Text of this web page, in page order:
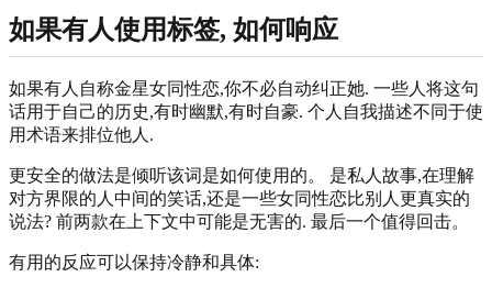
如果有人使用标签, 如何响应
如果有人自称金星女同性恋,你不必自动纠正她. 一些人将这句
话用于自己的历史,有时幽默,有时自豪. 个人自我描述不同于使
用术语来排位他人.
更安全的做法是倾听该词是如何使用的。 是私人故事,在理解
对方界限的人中间的笑话,还是一些女同性恋比别人更真实的
说法? 前两款在上下文中可能是无害的. 最后一个值得回击。
有用的反应可以保持冷静和具体: